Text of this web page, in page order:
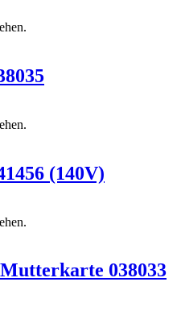
(140V)
038033